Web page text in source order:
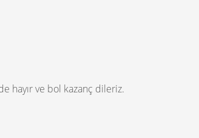
hayır ve bol kazanç dileriz.